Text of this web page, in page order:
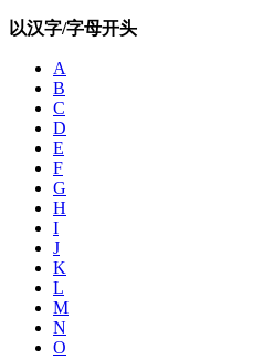
以汉字/字母开头
A
B
C
D
E
F
G
H
I
J
K
L
M
N
O